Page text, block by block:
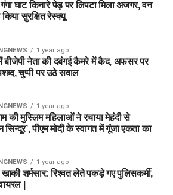
गंगा घाट किनारे पेड़ पर लिपटा मिला अजगर, वन
किया सुरक्षित रेस्क्यू
1 year ago
में बीजेपी नेता की दबंगई कैमरे में कैद, अफसर पर
चुप्पी पर उठे सवाल
1 year ago
की मुस्लिम महिलाओं ने रचाया मेहंदी से
सिन्दूर’, पीएम मोदी के स्वागत में गूंजा एकता का
1 year ago
खाकी शर्मसार: रिश्वत लेते पकड़े गए पुलिसकर्मी,
|